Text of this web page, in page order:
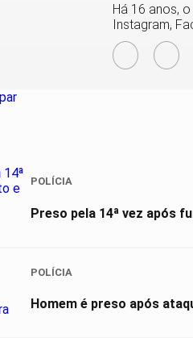
Há 16 anos,
Instagram,
POLÍCIA
Preso pela 14ª vez após
POLÍCIA
Homem é preso após